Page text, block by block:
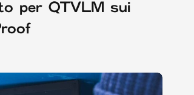
per QTVLM sui